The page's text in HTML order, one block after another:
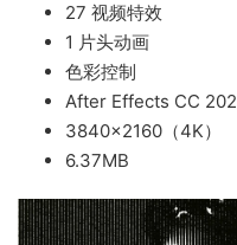
27 视频特效
1 片头动画
色彩控制
After Effects CC
3840×2160（4K）
6.37MB